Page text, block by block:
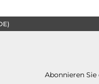
Abonnieren